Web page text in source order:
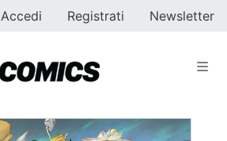
Accedi Registrati Newsletter